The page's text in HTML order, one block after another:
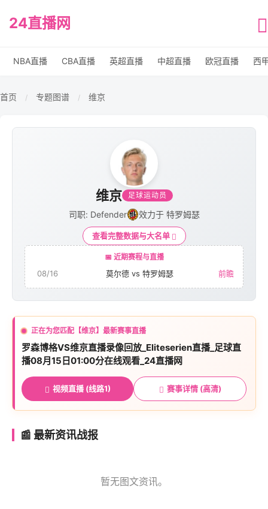
24直播网
NBA直播 CBA直播 英超直播 中超直播 欧冠直播 西
首页 / 专题图谱 / 维京
维京 足球运动员
司职: Defender 效力于 特罗姆瑟
查看完整数据与大名单
📅 近期赛程与直播
08/16 莫尔德 vs 特罗姆瑟 前瞻
正在为您匹配【维京】最新赛事直播
罗森博格VS维京直播录像回放_Eliteserien直播_足球直
播08月15日01:00分在线观看_24直播网
视频直播 (线路1) 赛事详情 (高清)
📰 最新资讯战报
暂无图文资讯。